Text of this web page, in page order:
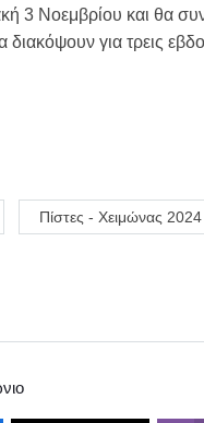
3 Νοεμβρίου και θα
για τρεις
Πίστες - Χειμώνας 2024